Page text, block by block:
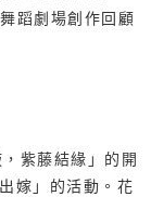
蹈劇場創作回顧
紫藤結緣」的開
嫁」的活動。花